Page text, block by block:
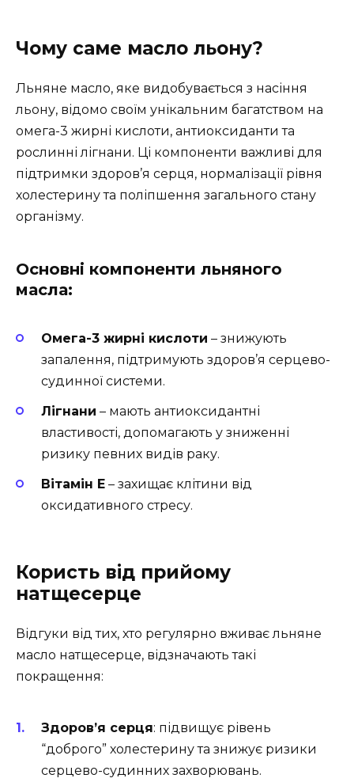
Чому саме масло льону?
Льняне масло, яке видобувається з насіння
льону, відомо своїм унікальним багатством на
омега-3 жирні кислоти, антиоксиданти та
рослинні лігнани. Ці компоненти важливі для
підтримки здоров’я серця, нормалізації рівня
холестерину та поліпшення загального стану
організму.
Основні компоненти льняного
масла:
Омега-3 жирні кислоти – знижують
запалення, підтримують здоров’я серцево-
судинної системи.
Лігнани – мають антиоксидантні
властивості, допомагають у зниженні
ризику певних видів раку.
Вітамін E – захищає клітини від
оксидативного стресу.
Користь від прийому
натщесерце
Відгуки від тих, хто регулярно вживає льняне
масло натщесерце, відзначають такі
покращення:
Здоров’я серця: підвищує рівень
“доброго” холестерину та знижує ризики
серцево-судинних захворювань.